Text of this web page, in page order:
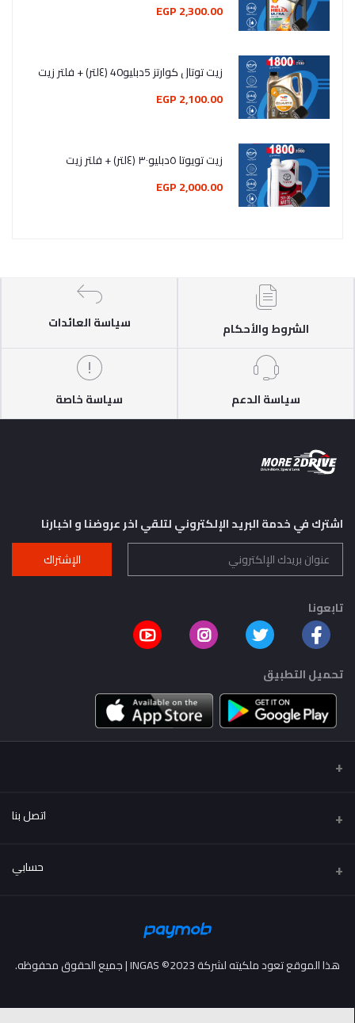
2,300.00 EGP
زيت توتال كوارتز 5دبليو40 (٤لتر) + فلتر زيت
2,100.00 EGP
زيت تويوتا ٥دبليو٣٠ (٤لتر) + فلتر زيت
2,000.00 EGP
الشروط والأحكام سياسة العائدات
سياسة الدعم سياسة خاصة
اشترك في خدمة البريد الإلكتروني لتلقي اخر عروضنا و اخبارنا
الإشتراك
تابعونا
تحميل التطبيق
اتصل بنا
عنوان
..
البريد الإلكتروني
حسابي
قائمة امنياتي
هذا الموقع تعود ملكيته لشركة INGAS ©2023 | جميع الحقوق محفوظه.